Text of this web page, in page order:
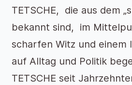
TETSCHE, die aus dem
bekannt sind, im
scharfen Witz und einem
auf Alltag und Politik
TETSCHE seit